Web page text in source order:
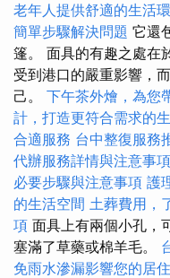
老年人提供舒適的生活
簡單步驟解決問題 它還
篷。 面具的有趣之處在
受到港口的嚴重影響，
己。 下午茶外燴，為您
計，打造更符合需求的
合適服務 台中整復服務
代辦服務詳情與注意事項
必要步驟與注意事項 護
的生活空間 土葬費用，
項 面具上有兩個小孔，
塞滿了草藥或棉羊毛。
免雨水滲漏影響您的居